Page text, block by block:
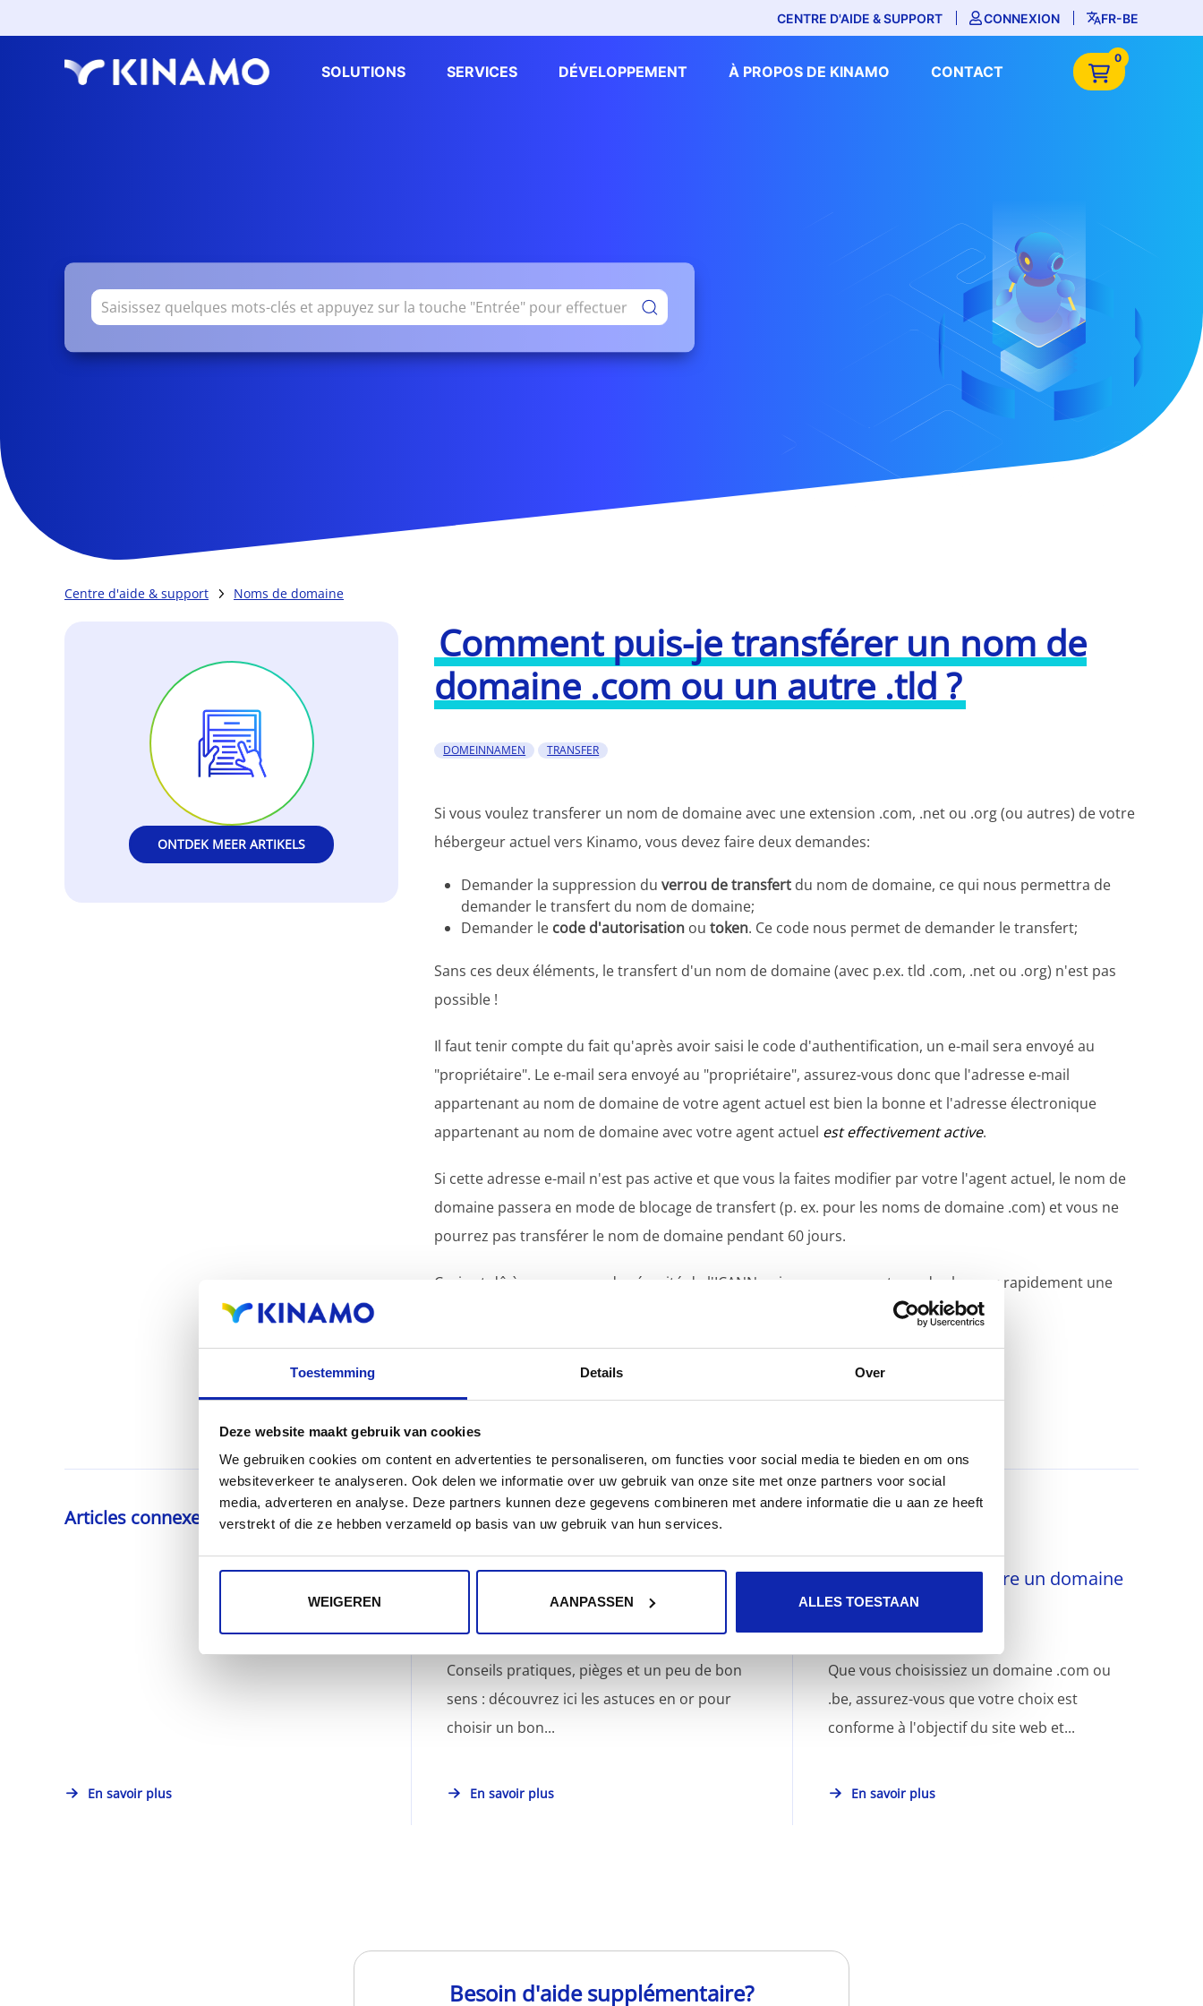
Toestemming Details Over
Deze website maakt gebruik van cookies
We gebruiken cookies om content en advertenties te personaliseren, om functies voor social media te bieden en om ons
websiteverkeer te analyseren. Ook delen we informatie over uw gebruik van onze site met onze partners voor social
media, adverteren en analyse. Deze partners kunnen deze gegevens combineren met andere informatie die u aan ze heeft
verstrekt of die ze hebben verzameld op basis van uw gebruik van hun services.
WEIGEREN AANPASSEN ALLES TOESTAAN
CENTRE D'AIDE & SUPPORT CONNEXION FR-BE
SOLUTIONS SERVICES DÉVELOPPEMENT À PROPOS DE KINAMO CONTACT
0
Centre d'aide & support Noms de domaine
ONTDEK MEER ARTIKELS
Comment puis-je transférer un nom de
domaine .com ou un autre .tld ?
DOMEINNAMEN TRANSFER
Si vous voulez transferer un nom de domaine avec une extension .com, .net ou .org (ou autres) de votre
hébergeur actuel vers Kinamo, vous devez faire deux demandes:
Demander la suppression duverrou de transfert du nom de domaine, ce qui nous permettra de
demander le transfert du nom de domaine;
Demander le code d'autorisation outoken. Ce code nous permet de demander le transfert;
Sans ces deux éléments, le transfert d'un nom de domaine (avec p.ex. tld .com, .net ou .org) n'est pas
possible !
Il faut tenir compte du fait qu'après avoir saisi le code d'authentification, un e-mail sera envoyé au
"propriétaire". Le e-mail sera envoyé au "propriétaire", assurez-vous donc que l'adresse e-mail
appartenant au nom de domaine de votre agent actuel est bien la bonne et l'adresse électronique
appartenant au nom de domaine avec votre agent actuel est effectivement active.
Si cette adresse e-mail n'est pas active et que vous la faites modifier par votre l'agent actuel, le nom de
domaine passera en mode de blocage de transfert (p. ex. pour les noms de domaine .com) et vous ne
pourrez pas transférer le nom de domaine pendant 60 jours.
Ceci est dû à une mesure de sécurité de l'ICANN qui ne vous permet pas de changer rapidement une
Articles connexes
En savoir plus
Comment choisir un bon nom de
Conseils pratiques, pièges et un peu de bon
sens : découvrez ici les astuces en or pour
choisir un bon...
En savoir plus
Comment choisir entre un domaine
.com ou .be ?
Que vous choisissiez un domaine .com ou
.be, assurez-vous que votre choix est
conforme à l'objectif du site web et...
En savoir plus
Besoin d'aide supplémentaire?